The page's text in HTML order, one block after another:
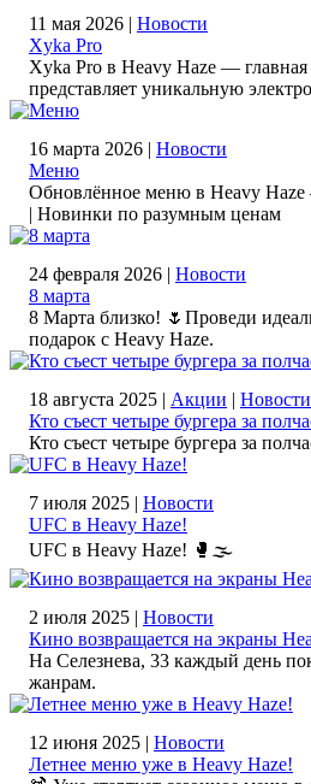
11 мая 2026 | Новости
Xyka Pro
Xyka Pro в Heavy Haze — главная
представляет уникальную
16 марта 2026 | Новости
Меню
Обновлённое меню в Heavy
| Новинки по разумным ценам
24 февраля 2026 | Новости
8 марта
8 Марта близко! 🌷Проведи
подарок с Heavy Haze.
18 августа 2025 | Акции | Новости
Кто съест четыре бургера за
Кто съест четыре бургера за
7 июля 2025 | Новости
UFC в Heavy Haze!
UFC в Heavy Haze! 🥊🌫️
2 июля 2025 | Новости
Кино возвращается на экраны
На Селезнева, 33 каждый день
жанрам.
12 июня 2025 | Новости
Летнее меню уже в Heavy Haze!